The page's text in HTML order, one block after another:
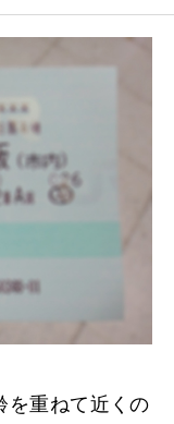
を重ねて近くの